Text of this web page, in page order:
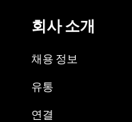
회사 소개
채용 정보
유통
연결